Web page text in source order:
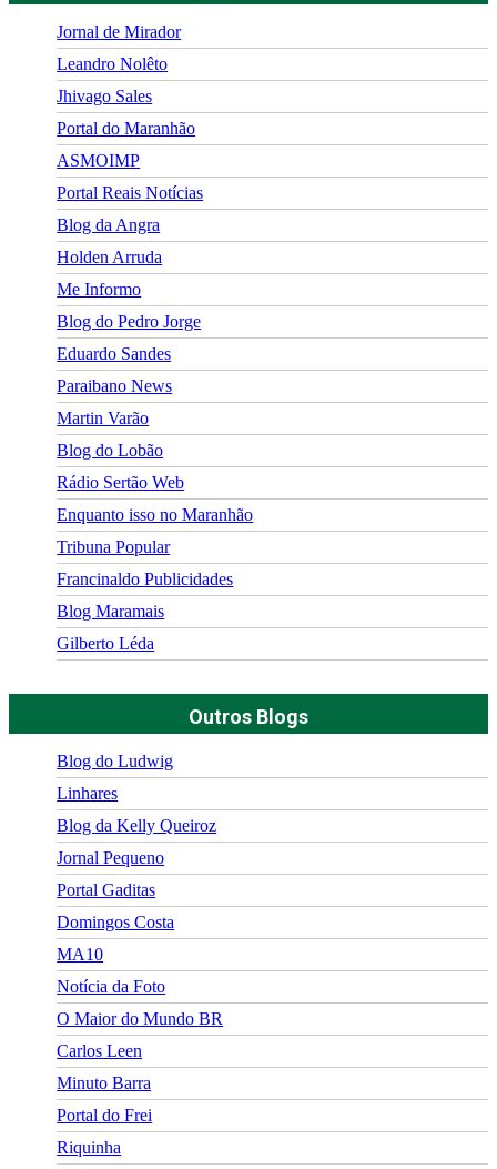
Jornal de Mirador
Leandro Nolêto
Jhivago Sales
Portal do Maranhão
ASMOIMP
Portal Reais Notí­cias
Blog da Angra
Holden Arruda
Me Informo
Blog do Pedro Jorge
Eduardo Sandes
Paraibano News
Martin Varão
Blog do Lobão
Rádio Sertão Web
Enquanto isso no Maranhão
Tribuna Popular
Francinaldo Publicidades
Blog Maramais
Gilberto Léda
Outros Blogs
Blog do Ludwig
Linhares
Blog da Kelly Queiroz
Jornal Pequeno
Portal Gaditas
Domingos Costa
MA10
Notícia da Foto
O Maior do Mundo BR
Carlos Leen
Minuto Barra
Portal do Frei
Riquinha